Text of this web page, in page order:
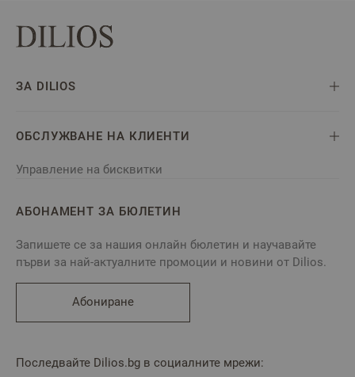
ЗА DILIOS
ОБСЛУЖВАНЕ НА КЛИЕНТИ
Управление на бисквитки
АБОНАМЕНТ ЗА БЮЛЕТИН
Запишете се за нашия онлайн бюлетин и научавайте
първи за най-актуалните промоции и новини от Dilios.
Абониране
Последвайте Dilios.bg в социалните мрежи: